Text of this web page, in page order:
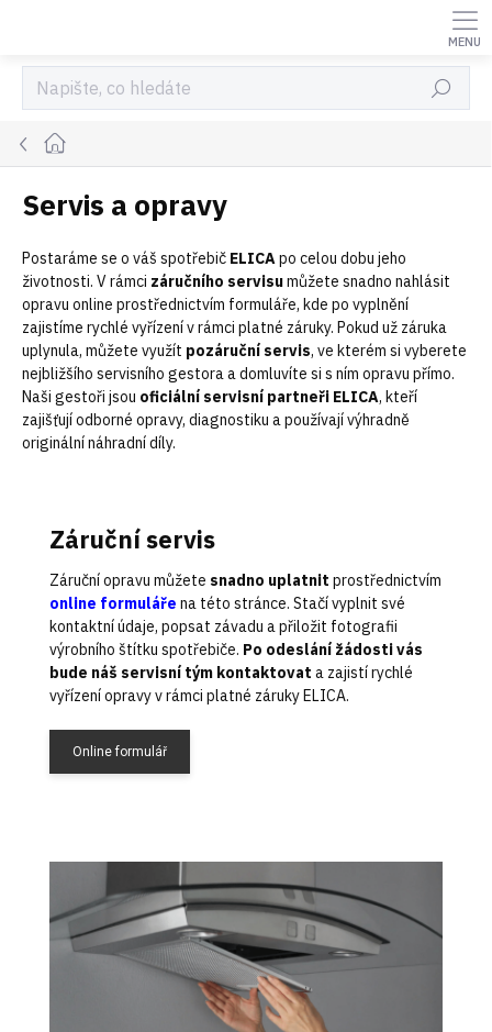
Hledat
Domů
Servis a opravy
Postaráme se o váš spotřebič ELICApo celou dobu jeho
životnosti. V rámci záručního servisumůžete snadno nahlásit
opravu online prostřednictvím formuláře, kde po vyplnění
zajistíme rychlé vyřízení v rámci platné záruky. Pokud už záruka
uplynula, můžete využít pozáruční servis, ve kterém si vyberete
nejbližšího servisního gestora a domluvíte si s ním opravu přímo.
Naši gestoři jsou oficiální servisní partneři ELICA, kteří
zajišťují odborné opravy, diagnostiku a používají výhradně
originální náhradní díly.
Záruční servis
Záruční opravu můžete snadno uplatnit prostřednictvím
online formuláře na této stránce. Stačí vyplnit své
kontaktní údaje, popsat závadu a přiložit fotografii
výrobního štítku spotřebiče. Po odeslání žádosti vás
bude náš servisní tým kontaktovat a zajistí rychlé
vyřízení opravy v rámci platné záruky ELICA.
Online formulář